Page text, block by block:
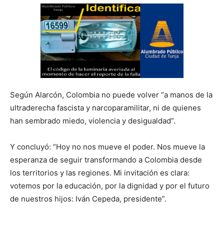
Según Alarcón, Colombia no puede volver “a manos de la
ultraderecha fascista y narcoparamilitar, ni de quienes
han sembrado miedo, violencia y desigualdad”.
Y concluyó: “Hoy no nos mueve el poder. Nos mueve la
esperanza de seguir transformando a Colombia desde
los territorios y las regiones. Mi invitación es clara:
votemos por la educación, por la dignidad y por el futuro
de nuestros hijos: Iván Cepeda, presidente”.